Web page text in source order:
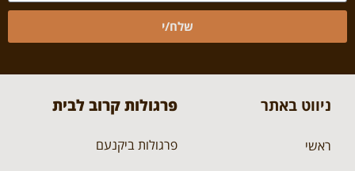
שלח/י
ניווט באתר
ראשי
פרגולות קרוב לבית
פרגולות ביקנעם